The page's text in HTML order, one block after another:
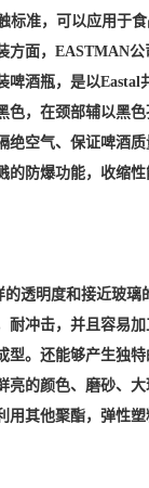
标准，可以应用于
方面，EASTMAN
啤酒瓶，是以Eastal
色，在颈部辅以黑
绝空气、保证啤酒
的防爆功能，收缩性
的透明度和接近玻璃
耐冲击，并且容易加
型。还能够产生独特
亮的颜色、磨砂、
用其他聚酯，弹性